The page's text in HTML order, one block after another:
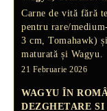
Carne de vită fără
pentru rare/
3 cm, Tomahawk)
maturată și Wagyu.
21 Februarie 2026
WAGYU ÎN
DEZGHEȚARE